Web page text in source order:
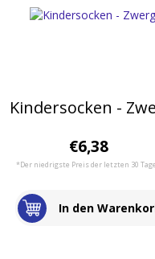
Kindersocken -
€6,38
*Der niedrigste Preis der letzten 30
In den